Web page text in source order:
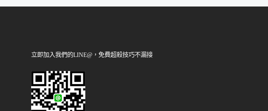
立即加入我們的LINE@，免費超殺技巧不漏接